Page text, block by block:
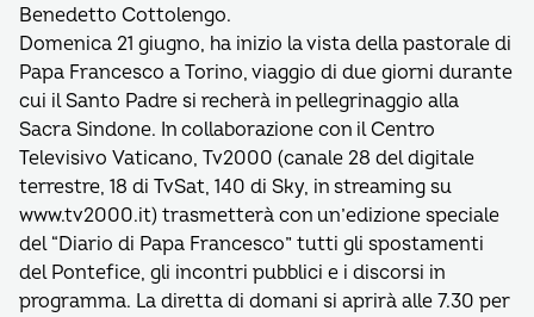
Benedetto Cottolengo.
Domenica 21 giugno, ha inizio la vista della pastorale di
Papa Francesco a Torino, viaggio di due giorni durante
cui il Santo Padre si recherà in pellegrinaggio alla
Sacra Sindone. In collaborazione con il Centro
Televisivo Vaticano, Tv2000 (canale 28 del digitale
terrestre, 18 di TvSat, 140 di Sky, in streaming su
www.tv2000.it) trasmetterà con un’edizione speciale
del “Diario di Papa Francesco” tutti gli spostamenti
del Pontefice, gli incontri pubblici e i discorsi in
programma. La diretta di domani si aprirà alle 7.30 per